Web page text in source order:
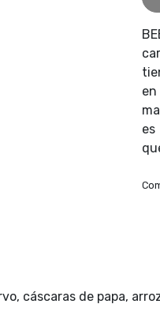
es
cáscaras de papa,